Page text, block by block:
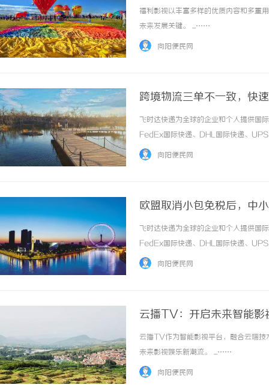
福利影视以丰富多样的优质内容和多重
未来发展关键。 ...……
向阳便民网
跨境物流三单不一致，快
递官网
飞时达快递为全球的企业和个人提供国
FedEx国际快递、DHL国际快递、
务。在跨境物流与清关环节，“三单一
向阳便民网
欧盟取消小包免税后，中
时达快递官网
飞时达快递为全球的企业和个人提供国
FedEx国际快递、DHL国际快递、
务。2026年7月起，欧盟正式取消150
向阳便民网
云播TV：开启未来智能影
云播TV作为智能影视平台，融合云端技
未来影视娱乐新潮流。 ...……
向阳便民网